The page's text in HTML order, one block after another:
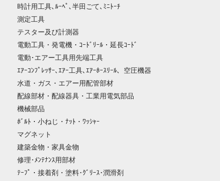
時計用工具､ﾙｰﾍﾟ､半田ごて､ﾐﾆﾄｰﾁ
測定工具
テスター及び計測器
電動工具・発電機・ｺｰﾄﾞﾘｰﾙ・延長ｺｰﾄﾞ
電動･エアー工具用先端工具
ｴｱｰｺﾝﾌﾟﾚｯｻｰ､ｴｱｰ工具､ｴｱｰﾎｰｽﾘｰﾙ、空圧機器
水道・ガス・エアー用配管部材
配線部材・配線器具・工業用電気部品
機械部品
ﾎﾞﾙﾄ・小ねじ・ﾅｯﾄ・ﾜｯｼｬｰ
マグネット
建築金物・家具金物
修理･ﾒﾝﾃﾅﾝｽ用部材
ﾃｰﾌﾟ・接着剤・塗料･ｸﾞﾘｰｽ･潤滑剤